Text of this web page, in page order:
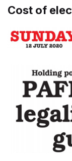
Cost of